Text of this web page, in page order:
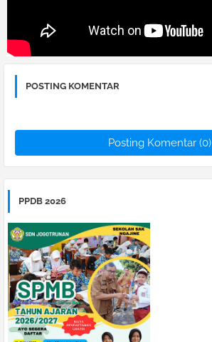
POSTING KOMENTAR
Posting Komentar (0)
PPDB 2026